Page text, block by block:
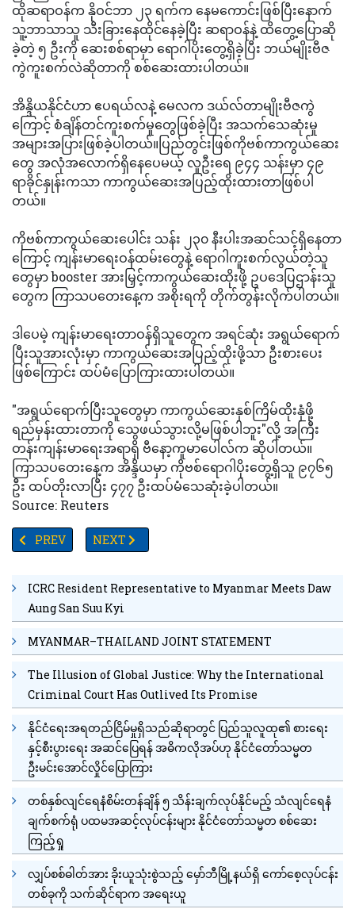
ထိုဆရာဝန်က နိုဝင်ဘာ ၂၃ ရက်က နေမကောင်းဖြစ်ပြီးနောက်
သူ့ဘာသာသူ သီးခြားနေထိုင်နေခဲ့ပြီး ဆရာဝန်နဲ့ ထိတွေ့ပြောဆို
ခဲ့တဲ့ ၅ ဦးကို ဆေးစစ်ရာမှာ ရောဂါပိုးတွေ့ရှိခဲ့ပြီး ဘယ်မျိုးဗီဇ
ကွဲကူးစက်လဲဆိုတာကို စစ်ဆေးထားပါတယ်။
အိန္ဒိယနိုင်ငံဟာ ဧပရယ်လနဲ့ မေလက ဒယ်လ်တာမျိုးဗီဇကွဲ
ကြောင့် စံချိန်တင်ကူးစက်မှုတွေဖြစ်ခဲ့ပြီး အသက်သေဆုံးမှု
အများအပြားဖြစ်ခဲ့ပါတယ်။ပြည်တွင်းဖြစ်ကိုဗစ်ကာကွယ်ဆေး
တွေ အလုံအလောက်ရှိနေပေမယ့် လူဦးရေ ၉၄၄ သန်းမှာ ၄၉
ရာခိုင်နှုန်းကသာ ကာကွယ်ဆေးအပြည့်ထိုးထားတာဖြစ်ပါ
တယ်။
ကိုဗစ်ကာကွယ်ဆေးပေါင်း သန်း ၂၃၀ နီးပါးအဆင်သင့်ရှိနေတာ
ကြောင့် ကျန်းမာရေးဝန်ထမ်းတွေနဲ့ ရောဂါကူးစက်လွယ်တဲ့သူ
တွေမှာ booster အားမြှင့်ကာကွယ်ဆေးထိုးဖို့ ဥပဒေပြဌာန်းသူ
တွေက ကြာသပတေးနေ့က အစိုးရကို တိုက်တွန်းလိုက်ပါတယ်။
ဒါပေမဲ့ ကျန်းမာရေးတာဝန်ရှိသူတွေက အရင်ဆုံး အရွယ်ရောက်
ပြီးသူအားလုံးမှာ ကာကွယ်ဆေးအပြည့်ထိုးဖို့သာ ဦးစားပေး
ဖြစ်ကြောင်း ထပ်မံပြောကြားထားပါတယ်။
"အရွယ်ရောက်ပြီးသူတွေမှာ ကာကွယ်ဆေးနှစ်ကြိမ်ထိုးနှံဖို့
ရည်မှန်းထားတာကို သွေဖယ်သွားလို့မဖြစ်ပါဘူး"လို့ အကြီး
တန်းကျန်းမာရေးအရာရှိ ဗီနော့ကူမာပေါလ်က ဆိုပါတယ်။
ကြာသပတေးနေ့က အိန္ဒိယမှာ ကိုဗစ်ရောဂါပိုးတွေ့ရှိသူ ၉၇၆၅
ဦး ထပ်တိုးလာပြီး ၄၇၇ ဦးထပ်မံသေဆုံးခဲ့ပါတယ်။
Source: Reuters
PREVIOUS ARTICLE: ကိုဗစ်ရောဂါပိုးတွေ့ရှိရင် အချက်ပေးမယ့်
PREV NEXT ARTICLE: ကိုဗစ်ကာကွယ်ဆေးတွေက အိုမီခရွန်မ
NEXT
ICRC Resident Representative to Myanmar Meets Daw
Aung San Suu Kyi
MYANMAR–THAILAND JOINT STATEMENT
The Illusion of Global Justice: Why the International
Criminal Court Has Outlived Its Promise
နိုင်ငံရေးအရတည်ငြိမ်မှုရှိသည်ဆိုရာတွင် ပြည်သူလူထု၏ စားရေး
နှင့်စီးပွားရေး အဆင်ပြေရန် အဓိကလိုအပ်ဟု နိုင်ငံတော်သမ္မတ
ဦးမင်းအောင်လှိုင်ပြောကြား
တစ်နှစ်လျင်ရေနံစိမ်းတန်ချိန် ၅ သိန်းချက်လုပ်နိုင်မည့် သံလျင်ရေနံ
ချက်စက်ရုံ ပထမအဆင့်လုပ်ငန်းများ နိုင်ငံတော်သမ္မတ စစ်ဆေး
ကြည့်ရှု
လျှပ်စစ်ဓါတ်အား ခိုးယူသုံးစွဲသည့် မှော်ဘီမြို့နယ်ရှိ ကော်စေ့လုပ်ငန်း
တစ်ခုကို သက်ဆိုင်ရာက အရေးယူ